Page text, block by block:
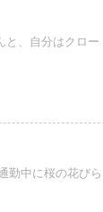
と、自分はクロー
勤中に桜の花びら